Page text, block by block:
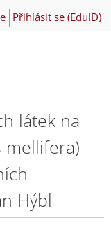
Přihlásit se (EduID)
látek na
mellifera)
Hýbl